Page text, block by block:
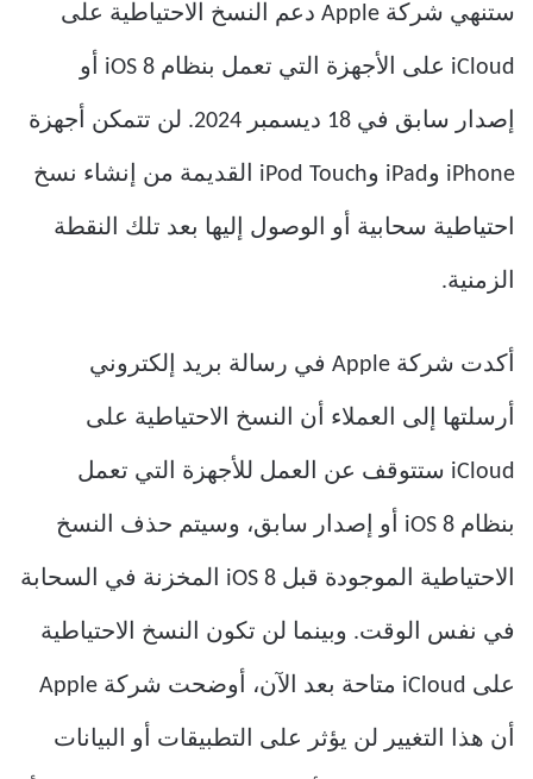
ستنهي شركة Apple دعم النسخ الاحتياطية على
iCloud على الأجهزة التي تعمل بنظام iOS 8 أو
إصدار سابق في 18 ديسمبر 2024. لن تتمكن أجهزة
iPhone وiPad وiPod Touch القديمة من إنشاء نسخ
احتياطية سحابية أو الوصول إليها بعد تلك النقطة
الزمنية.
أكدت شركة Apple في رسالة بريد إلكتروني
أرسلتها إلى العملاء أن النسخ الاحتياطية على
iCloud ستتوقف عن العمل للأجهزة التي تعمل
بنظام iOS 8 أو إصدار سابق، وسيتم حذف النسخ
الاحتياطية الموجودة قبل iOS 8 المخزنة في السحابة
في نفس الوقت. وبينما لن تكون النسخ الاحتياطية
على iCloud متاحة بعد الآن، أوضحت شركة Apple
أن هذا التغيير لن يؤثر على التطبيقات أو البيانات